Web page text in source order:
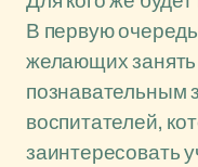
В первую
желающих
познавательным
воспитателей,
заинтересовать